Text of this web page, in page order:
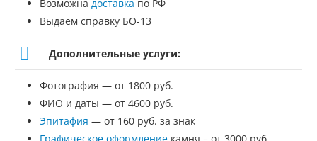
Возможна доставка по РФ
Выдаем справку БО-13
Дополнительные услуги:
Фотография — от 1800 руб.
ФИО и даты — от 4600 руб.
Эпитафия — от 160 руб. за знак